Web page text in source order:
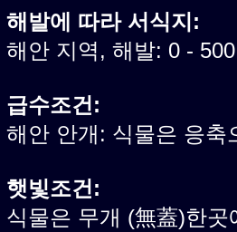
해발에 따라 서식지:
해안 지역, 해발: 0 -
급수조건:
해안 안개: 식물은 응축
햇빛조건:
식물은 무개 (無蓋)한